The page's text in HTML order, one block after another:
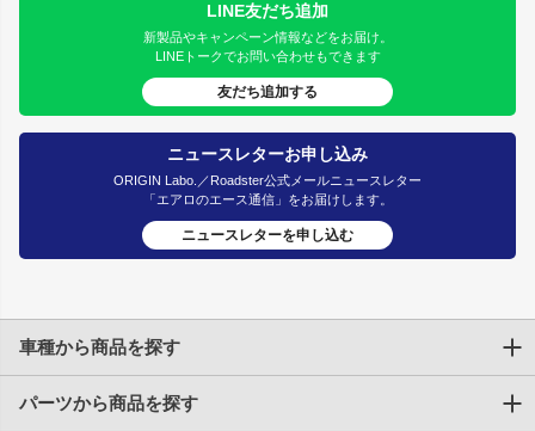
LINE友だち追加
新製品やキャンペーン情報などをお届け。
LINEトークでお問い合わせもできます
友だち追加する
ニュースレターお申し込み
ORIGIN Labo.／Roadster公式メールニュースレター
「エアロのエース通信」をお届けします。
ニュースレターを申し込む
車種から商品を探す
トヨタ
パーツから商品を探す